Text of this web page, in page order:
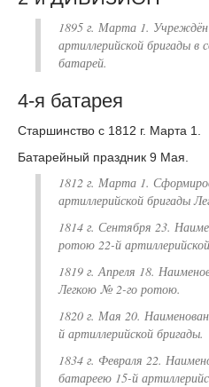
1895 г. Марта 1.
артиллерийской бригады в
батарей.
4-я батарея
Старшинство с 1812 г. Марта 1.
Батарейный праздник 9 Мая.
1812 г. Марта 1.
артиллерийской бригады
1814 г. Сентября 23.
ротою 22-й
1819 г. Апреля 18.
Легкою № 2-го ротою.
1820 г. Мая 20.
й артиллерийской бригады.
1834 г. Февраля 22.
батареею 15-й